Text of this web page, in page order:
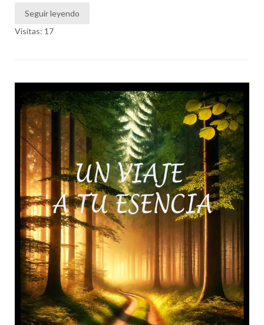
Seguir leyendo
Visitas: 17